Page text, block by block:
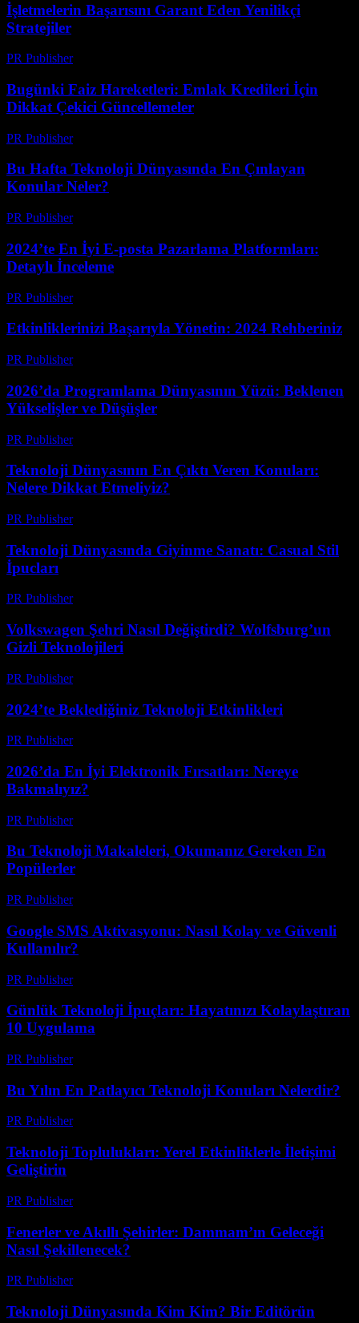
İşletmelerin Başarısını Garant Eden Yenilikçi
Stratejiler
PR Publisher-
Bugünki Faiz Hareketleri: Emlak Kredileri İçin
Dikkat Çekici Güncellemeler
PR Publisher-
Bu Hafta Teknoloji Dünyasında En Çınlayan
Konular Neler?
PR Publisher-
2024’te En İyi E-posta Pazarlama Platformları:
Detaylı İnceleme
PR Publisher-
Etkinliklerinizi Başarıyla Yönetin: 2024 Rehberiniz
PR Publisher-
2026’da Programlama Dünyasının Yüzü: Beklenen
Yükselişler ve Düşüşler
PR Publisher-
Teknoloji Dünyasının En Çıktı Veren Konuları:
Nelere Dikkat Etmeliyiz?
PR Publisher-
Teknoloji Dünyasında Giyinme Sanatı: Casual Stil
İpucları
PR Publisher-
Volkswagen Şehri Nasıl Değiştirdi? Wolfsburg’un
Gizli Teknolojileri
PR Publisher-
2024’te Beklediğiniz Teknoloji Etkinlikleri
PR Publisher-
2026’da En İyi Elektronik Fırsatları: Nereye
Bakmalıyız?
PR Publisher-
Bu Teknoloji Makaleleri, Okumanız Gereken En
Popülerler
PR Publisher-
Google SMS Aktivasyonu: Nasıl Kolay ve Güvenli
Kullanılır?
PR Publisher-
Günlük Teknoloji İpuçları: Hayatınızı Kolaylaştıran
10 Uygulama
PR Publisher-
Bu Yılın En Patlayıcı Teknoloji Konuları Nelerdir?
PR Publisher-
Teknoloji Toplulukları: Yerel Etkinliklerle İletişimi
Geliştirin
PR Publisher-
Fenerler ve Akıllı Şehirler: Dammam’ın Geleceği
Nasıl Şekillenecek?
PR Publisher-
Teknoloji Dünyasında Kim Kim? Bir Editörün